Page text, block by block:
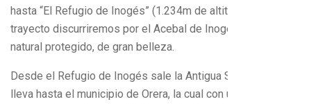
hasta “El Refugio de Inogés” (1.234m de altitud). En este
trayecto discurriremos por el Acebal de Inogés, paraje
natural protegido, de gran belleza.
Desde el Refugio de Inogés sale la Antigua Senda que nos
lleva hasta el municipio de Orera, la cual con un desbroce